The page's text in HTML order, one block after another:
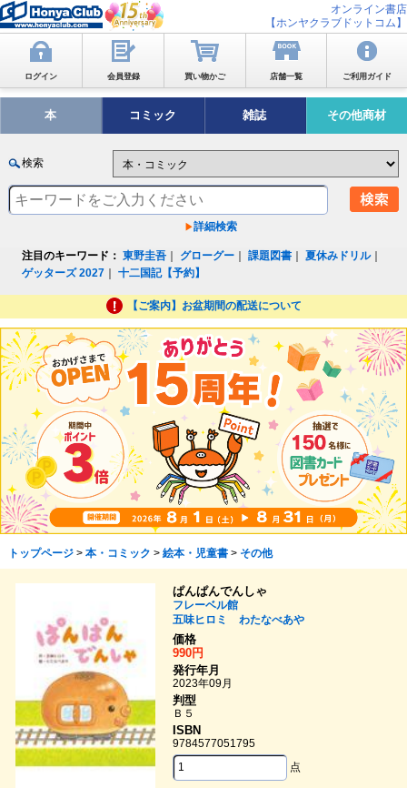
オンライン書店
【ホンヤクラブドットコム】
ログイン 会員登録 買い物かご 店舗一覧 ご利用ガイド
本 コミック 雑誌 その他商材
検索
詳細検索
注目のキーワード： 東野圭吾 グローグー ｜課題図書 ｜夏休みドリル｜
ゲッターズ 2027 ｜十二国記【予約】
【ご案内】お盆期間の配送について
トップページ> 本・コミック > 絵本・児童書> その他
ぱんぱんでんしゃ
フレーベル館
五味ヒロミ
わたなべあや
価格
990円
発行年月
2023年09月
判型
Ｂ５
ISBN
9784577051795
点